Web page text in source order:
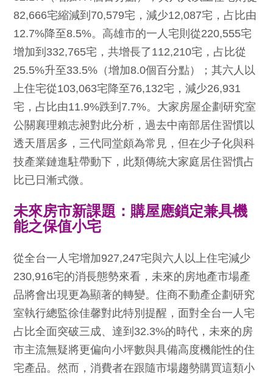
82,666宅縮減到70,579宅，減少12,087宅，占比由
12.7%降至8.5%。高雄市的一人宅則從220,555宅
增加到332,765宅，共增長了112,210宅，占比從
25.5%升至33.5%（增加8.0個百分點）；其六人以
上住宅從103,063宅降至76,132宅，減少26,931
宅，占比由11.9%跌到7.7%。大家房屋企劃研究室
公關襄理賴志昶對此分析，過去中南部居住習慣以
透天厝居多，三代同堂頗為常見，但在少子化與科
技產業鏈進駐帶動下，此類傳統大家庭居住習慣占
比已日漸式微。
未來房市新課題：購屋應鎖定兼具機
能之保值小宅
從全台一人宅增加927,247宅與六人以上住宅減少
230,916宅的消長態勢來看，未來的房地產市場產
品將會出現更為顯著的轉變。住商不動產企劃研究
室執行總監徐佳馨對此特別提醒，面對全台一人宅
占比全面突破三成、達到32.3%的時代，未來的房
市主流無疑將更偏向小坪數與具備高度機能性的住
宅產品。然而，消費者在跟隨市場趨勢購買這類小